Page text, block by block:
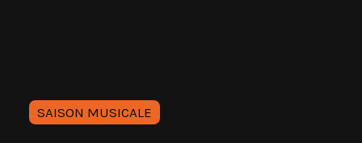
SAISON MUSICALE